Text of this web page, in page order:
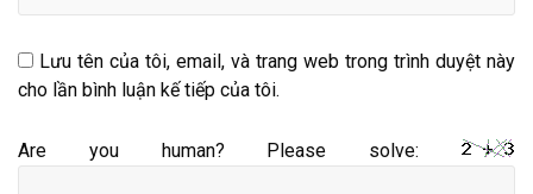
Lưu tên của tôi, email, và trang web trong trình duyệt này
cho lần bình luận kế tiếp của tôi.
Are you human? Please solve: